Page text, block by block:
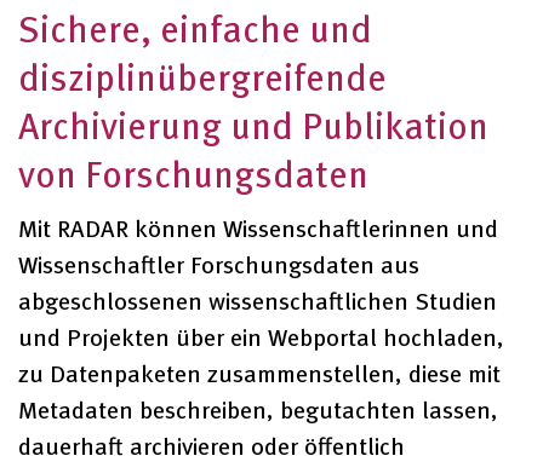
Sichere, einfache und
disziplinübergreifende
Archivierung und Publikation
von Forschungsdaten
Mit RADAR können Wissenschaftlerinnen und
Wissenschaftler Forschungsdaten aus
abgeschlossenen wissenschaftlichen Studien
und Projekten über ein Webportal hochladen,
zu Datenpaketen zusammenstellen, diese mit
Metadaten beschreiben, begutachten lassen,
dauerhaft archivieren oder öffentlich